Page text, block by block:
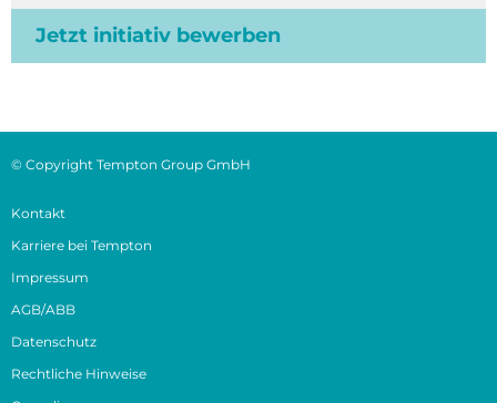
Jetzt initiativ bewerben
© Copyright Tempton Group GmbH
Kontakt
Karriere bei Tempton
Impressum
AGB/ABB
Datenschutz
Rechtliche Hinweise